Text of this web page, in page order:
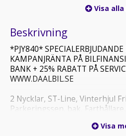
Visa alla
Beskrivning
*PJY840*
KAMPANJRÄNTA PÅ
BANK + 25% RABATT PÅ
WWW.DAALBIL.SE
2 Nycklar, ST-Line, Vinterhjul
Parkeringssen. bak,
Dimljus, Tonade rutor,
Visa